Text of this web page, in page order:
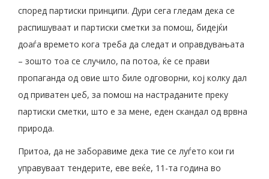
според партиски принципи. Дури сега гледам дека се
распишуваат и партиски сметки за помош, бидејќи
доаѓа времето кога треба да следат и оправдувањата
– зошто тоа се случило, па потоа, ќе се прави
пропаганда од овие што биле одговорни, кој колку дал
од приватен џеб, за помош на настраданите преку
партиски сметки, што е за мене, еден скандал од врвна
природа.
Притоа, да не заборавиме дека тие се луѓето кои ги
управуваат тендерите, еве веќе, 11-та година во